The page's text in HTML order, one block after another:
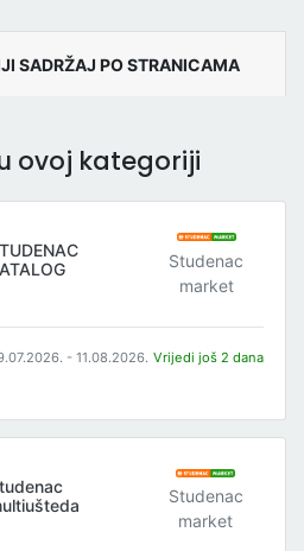
SADRŽAJ PO STRANICAMA
ovoj kategoriji
Studenac
market
- 11.08.2026. Vrijedi još 2 dana
Studenac
market